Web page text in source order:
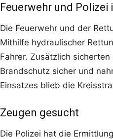
Feuerwehr und Polizei
Die Feuerwehr und der
Mithilfe hydraulischer
Fahrer. Zusätzlich
Brandschutz sicher und
Einsatzes blieb die
Zeugen gesucht
Die Polizei hat die